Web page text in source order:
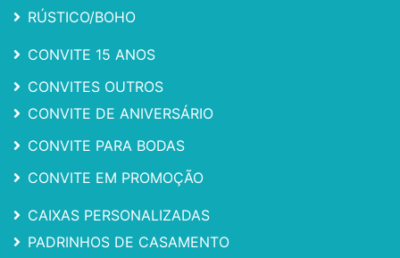
RÚSTICO/BOHO
CONVITE 15 ANOS
CONVITES OUTROS
CONVITE DE ANIVERSÁRIO
CONVITE PARA BODAS
CONVITE EM PROMOÇÃO
CAIXAS PERSONALIZADAS
PADRINHOS DE CASAMENTO